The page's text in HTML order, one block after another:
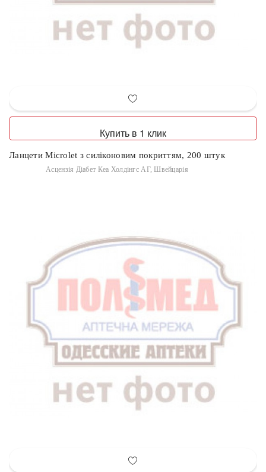
Купить в 1 клик
Ланцети Microlet з силіконовим покриттям, 200 штук
Асцензія Діабет Кеа Холдінгс АГ, Швейцарія